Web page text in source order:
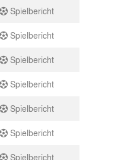
Spielbericht
Spielbericht
Spielbericht
Spielbericht
Spielbericht
Spielbericht
Spielbericht